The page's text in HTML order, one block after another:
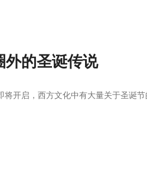
的圣诞传说
将开启，西方文化中有大量关于圣诞